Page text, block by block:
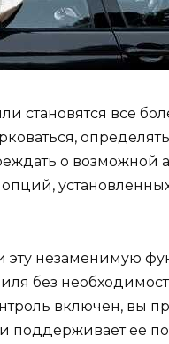
становятся все
о возможной
незаменимую
без
включен, вы
поддерживает ее